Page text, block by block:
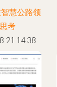
慧公路领
考
21:14:38